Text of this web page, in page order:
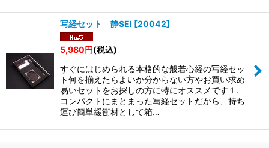
写経セット 静SEI [20042]
5,980円(税込)
すぐにはじめられる本格的な般若心経の写経セッ
ト何を揃えたらよいか分からない方やお買い求め
易いセットをお探しの方に特にオススメです１.
コンパクトにまとまった写経セットだから、持ち
運び簡単緩衝材として箱…